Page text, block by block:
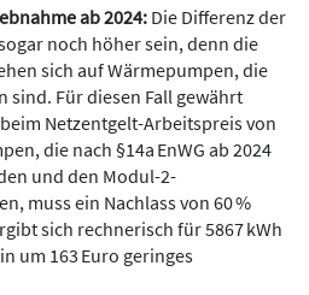
ab 2024: Die Differenz der
noch höher sein, denn die
sich auf Wärmepumpen, die
sind. Für diesen Fall gewährt
beim Netzentgelt-Arbeitspreis von
die nach §14a EnWG ab 2024
und den Modul-2-
muss ein Nachlass von 60 %
sich rechnerisch für 5867 kWh
um 163 Euro geringes